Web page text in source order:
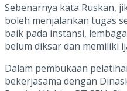
Sebenarnya kata Ruskan,
boleh menjalankan tugas
baik pada instansi,
belum diksar dan memiliki
Dalam pembukaan
bekerjasama dengan